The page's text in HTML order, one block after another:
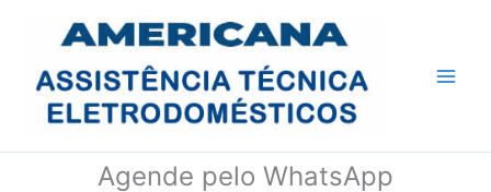
conteúdo
Agende pelo WhatsApp